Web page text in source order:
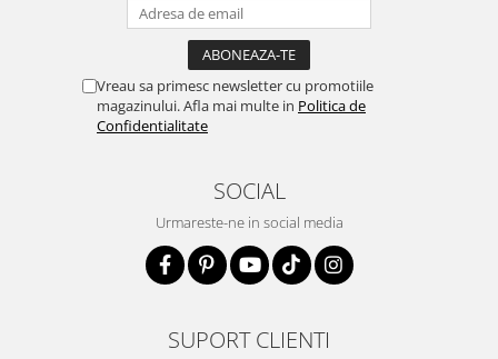
Vreau sa primesc newsletter cu promotiile
magazinului. Afla mai multe in Politica de
Confidentialitate
SOCIAL
Urmareste-ne in social media
SUPORT CLIENTI